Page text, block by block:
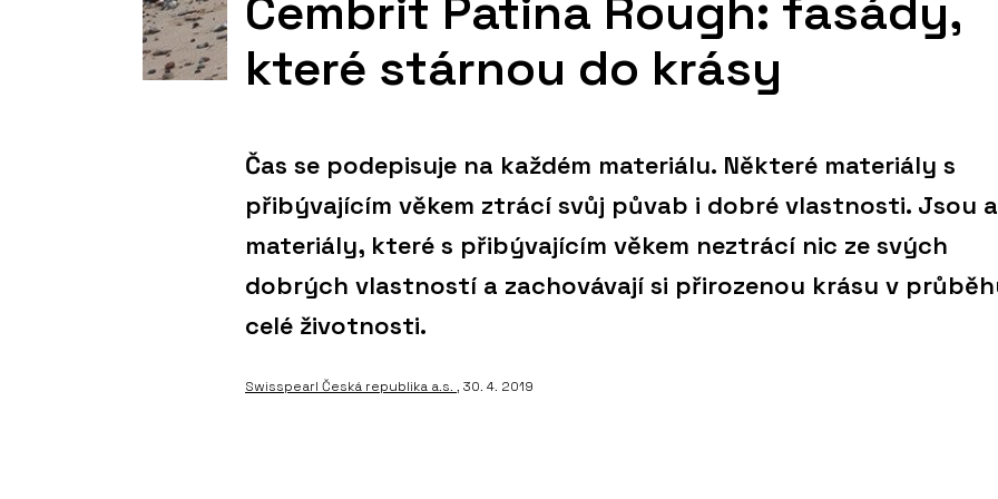
Cembrit Patina Rough: fasády,
které stárnou do krásy
Čas se podepisuje na každém materiálu. Některé materiály s
přibývajícím věkem ztrácí svůj půvab i dobré vlastnosti. Jsou
materiály, které s přibývajícím věkem neztrácí nic ze svých
dobrých vlastností a zachovávají si přirozenou krásu v
celé životnosti.
Swisspearl Česká republika a.s. , 30. 4. 2019